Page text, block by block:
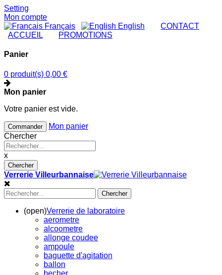
Setting
Mon compte
Français
English CONTACT
ACCUEIL
PROMOTIONS
Panier
0 produit(s) 0,00 €
Mon panier
Votre panier est vide.
Commander
Mon panier
Chercher
x
Chercher
Verrerie Villeurbannaise
Chercher
(open)Verrerie de laboratoire
aerometre
alcoometre
allonge coudee
ampoule
baguette d'agitation
ballon
becher